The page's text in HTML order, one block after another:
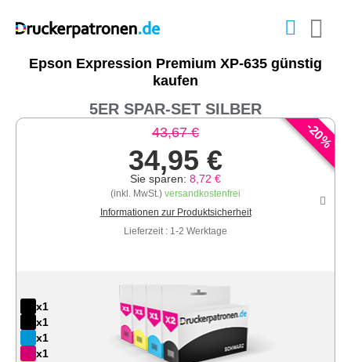
Epson Expression Premium XP-635 günstig
kaufen
5ER SPAR-SET SILBER
-
20
%
43,67 €
34,95 €
Sie sparen: 8,72 €
(inkl. MwSt.) versandkostenfrei
Informationen zur Produktsicherheit
Lieferzeit : 1-2 Werktage
x1
x1
x1
x1